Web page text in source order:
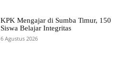
KPK Mengajar di Sumba Timur, 150
Siswa Belajar Integritas
6 Agustus 2026